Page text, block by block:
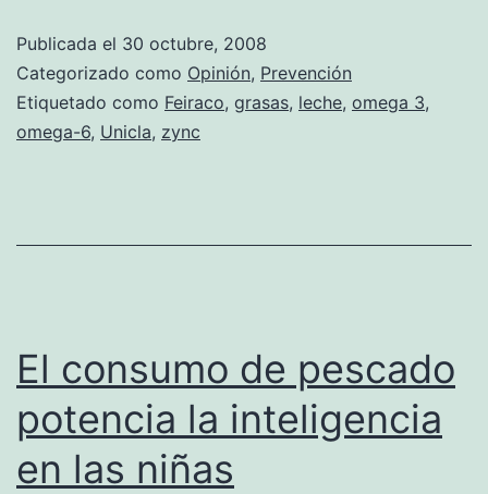
leche
que
Publicada el 30 octubre, 2008
Categorizado como Opinión, Prevención
Etiquetado como Feiraco, grasas, leche, omega 3,
omega-6, Unicla, zync
El consumo de pescado
potencia la inteligencia
en las niñas